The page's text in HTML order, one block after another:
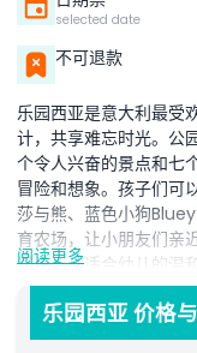
selected date
不可退款
乐园西亚是意大利最受
计，共享难忘时光。公
个令人兴奋的景点和七
冒险和想象。孩子们可
莎与熊、蓝色小狗
育农场，让小朋友们亲
知识。从适合幼儿的温
亚为所有年龄层提供
车租赁、野餐区及供应
天所需。不论您计划
阅读更多
乐园西亚 价格